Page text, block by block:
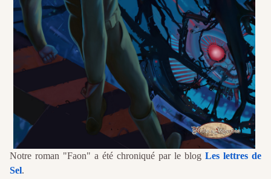
Notre roman "Faon" a été chroniqué par le blog Les lettres de
Sel.